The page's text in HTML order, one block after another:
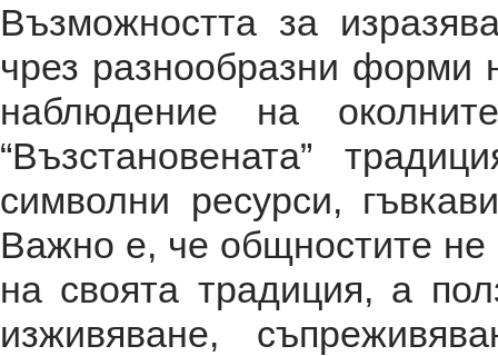
Възможността за
чрез разнообразни форми
наблюдение на
“Възстановената”
символни ресурси,
Важно е, че общностите не
на своята традиция, а
изживяване,